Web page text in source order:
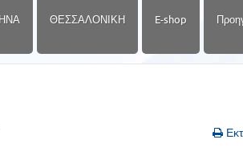
ΘΕΣΣΑΛΟΝΙΚΗ E-shop